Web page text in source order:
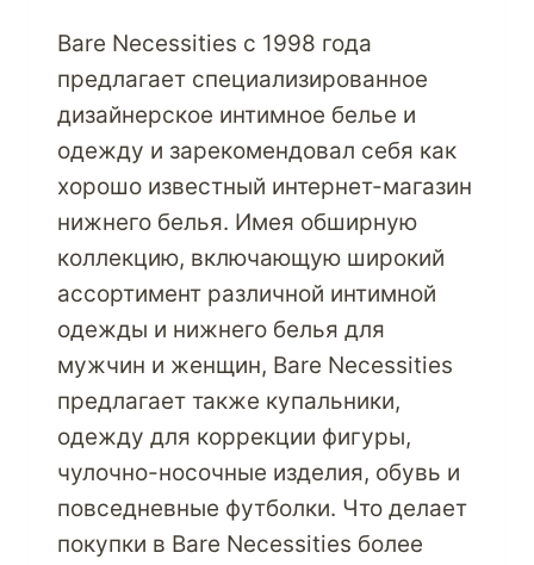
Bare Necessities с 1998 года
предлагает специализированное
дизайнерское интимное белье и
одежду и зарекомендовал себя как
хорошо известный интернет-магазин
нижнего белья. Имея обширную
коллекцию, включающую широкий
ассортимент различной интимной
одежды и нижнего белья для
мужчин и женщин, Bare Necessities
предлагает также купальники,
одежду для коррекции фигуры,
чулочно-носочные изделия, обувь и
повседневные футболки. Что делает
покупки в Bare Necessities более